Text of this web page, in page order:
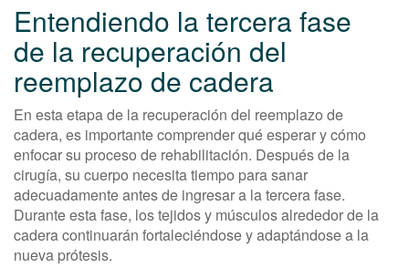
Entendiendo la tercera fase
de la recuperación del
reemplazo de cadera
En esta etapa de la recuperación del reemplazo de
cadera, es importante comprender qué esperar y cómo
enfocar su proceso de rehabilitación. Después de la
cirugía, su cuerpo necesita tiempo para sanar
adecuadamente antes de ingresar a la tercera fase.
Durante esta fase, los tejidos y músculos alrededor de la
cadera continuarán fortaleciéndose y adaptándose a la
nueva prótesis.